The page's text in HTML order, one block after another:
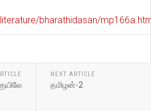
bharathidasan/
NEXT ARTICLE
தமிழன்-2